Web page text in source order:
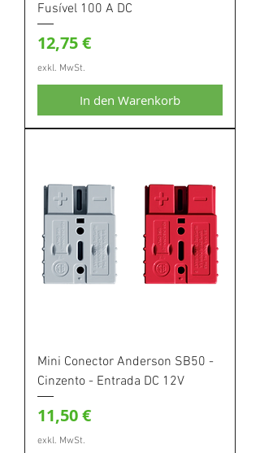
Fusível 100 A DC
Preis
12,75 €
exkl. MwSt.
In den Warenkorb
Mini Conector Anderson SB50 -
Cinzento - Entrada DC 12V
Preis
11,50 €
exkl. MwSt.